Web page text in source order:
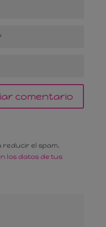
reducir el spam.
los datos de tus